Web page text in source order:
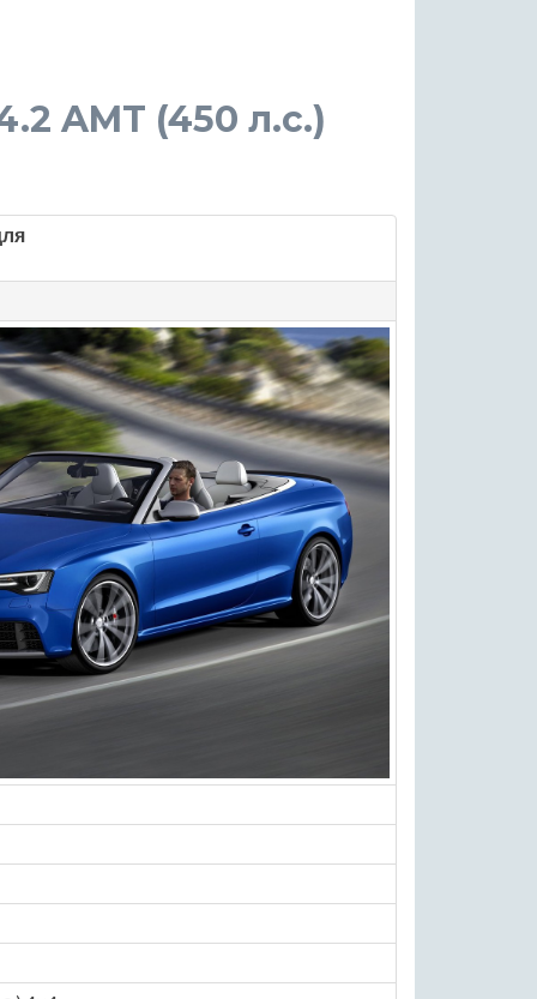
AMT (450 л.с.)